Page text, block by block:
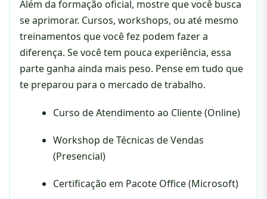
Além da formação oficial, mostre que você busca
se aprimorar. Cursos, workshops, ou até mesmo
treinamentos que você fez podem fazer a
diferença. Se você tem pouca experiência, essa
parte ganha ainda mais peso. Pense em tudo que
te preparou para o mercado de trabalho.
Curso de Atendimento ao Cliente (Online)
Workshop de Técnicas de Vendas
(Presencial)
Certificação em Pacote Office (Microsoft)